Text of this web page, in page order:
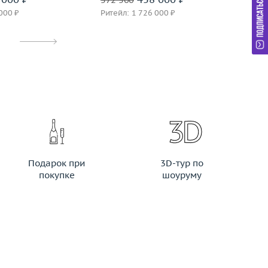
₽ Ритейл: 1 726 000 ₽
Подарок при
покупке
3D-тур по
шоуруму